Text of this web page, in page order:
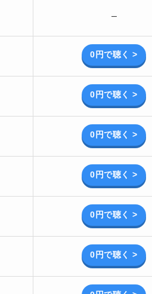
–
0円で聴く >
0円で聴く >
0円で聴く >
0円で聴く >
0円で聴く >
0円で聴く >